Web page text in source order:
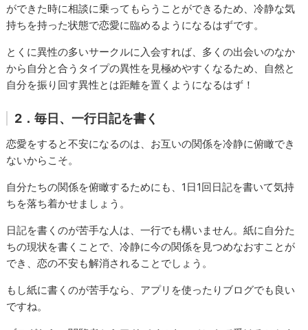
ができた時に相談に乗ってもらうことができるため、冷静な気
持ちを持った状態で恋愛に臨めるようになるはずです。
とくに異性の多いサークルに入会すれば、多くの出会いのなか
から自分と合うタイプの異性を見極めやすくなるため、自然と
自分を振り回す異性とは距離を置くようになるはず！
2．毎日、一行日記を書く
恋愛をすると不安になるのは、お互いの関係を冷静に俯瞰でき
ないからこそ。
自分たちの関係を俯瞰するためにも、1日1回日記を書いて気持
ちを落ち着かせましょう。
日記を書くのが苦手な人は、一行でも構いません。紙に自分た
ちの現状を書くことで、冷静に今の関係を見つめなおすことが
でき、恋の不安も解消されることでしょう。
もし紙に書くのが苦手なら、アプリを使ったりブログでも良い
ですね。